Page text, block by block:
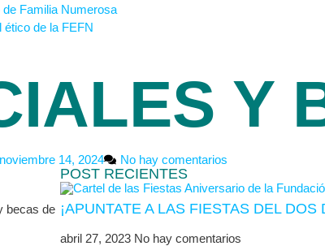
de Familia Numerosa
ético de la FEFN
Y
noviembre 14, 2024 No hay comentarios
becas de
POST RECIENTES
¡APUNTATE A LAS FIESTAS DEL
abril 27, 2023 No hay comentarios